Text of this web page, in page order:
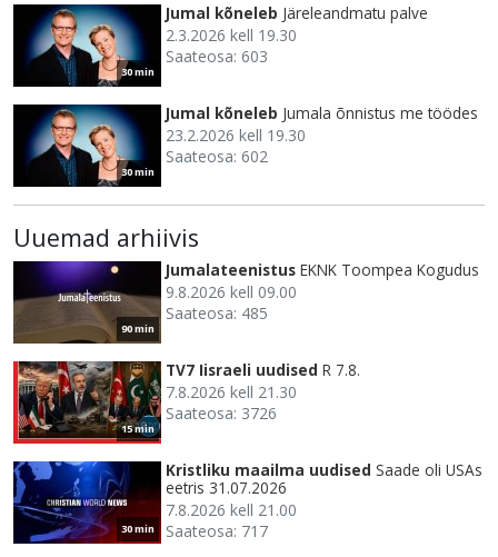
30 min
Jumal kõneleb Järeleandmatu palve
2.3.2026 kell 19.30
Saateosa: 603
30 min
Jumal kõneleb Jumala õnnistus me töödes
23.2.2026 kell 19.30
Saateosa: 602
Uuemad arhiivis
90 min
Jumalateenistus EKNK Toompea Kogudus
9.8.2026 kell 09.00
Saateosa: 485
15 min
TV7 Iisraeli uudised R 7.8.
7.8.2026 kell 21.30
Saateosa: 3726
30 min
Kristliku maailma uudised Saade oli USAs
eetris 31.07.2026
7.8.2026 kell 21.00
Saateosa: 717